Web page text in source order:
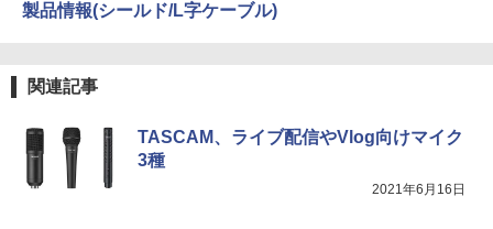
製品情報(シールド/L字ケーブル)
関連記事
TASCAM、ライブ配信やVlog向けマイク
3種
2021年6月16日